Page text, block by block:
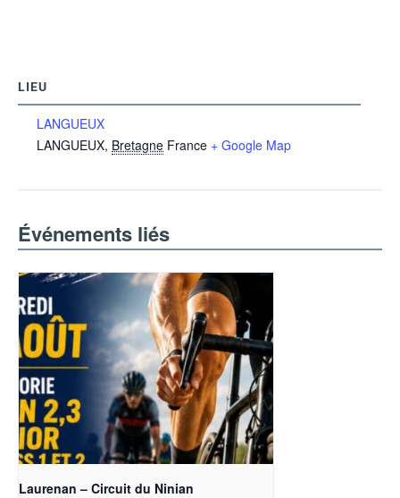
LIEU
LANGUEUX
LANGUEUX, Bretagne France + Google Map
Événements liés
Laurenan – Circuit du Ninian